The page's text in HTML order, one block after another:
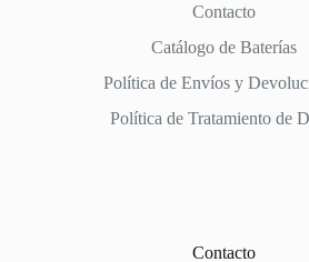
Contacto
Catálogo de Baterías
Política de Envíos y
Política de Tratamiento de
Contacto